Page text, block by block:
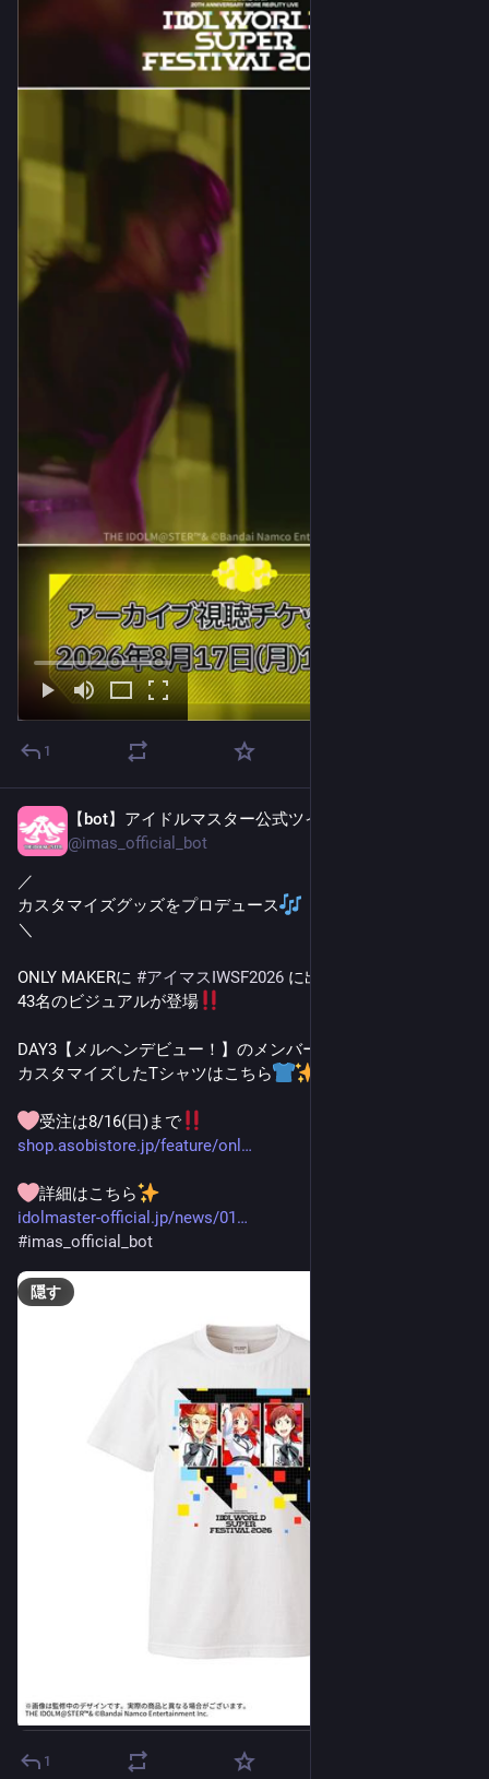
1
【bot】アイドルマスター公式ツイッター
@imas_official_bot
／
カスタマイズグッズをプロデュース
＼
ONLY MAKERに #アイマスIWSF2026 に出演した
43名のビジュアルが登場
DAY3【メルヘンデビュー！】のメンバーで
カスタマイズしたTシャツはこちら
受注は8/16(日)まで
shop.asobistore.jp/feature/onl
詳細はこちら
idolmaster-official.jp/news/01
#imas_official_bot
隠す
1